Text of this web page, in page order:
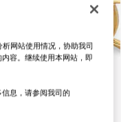
网站使用情况，协助我司
容。继续使用本网站，即
息，请参阅我司的